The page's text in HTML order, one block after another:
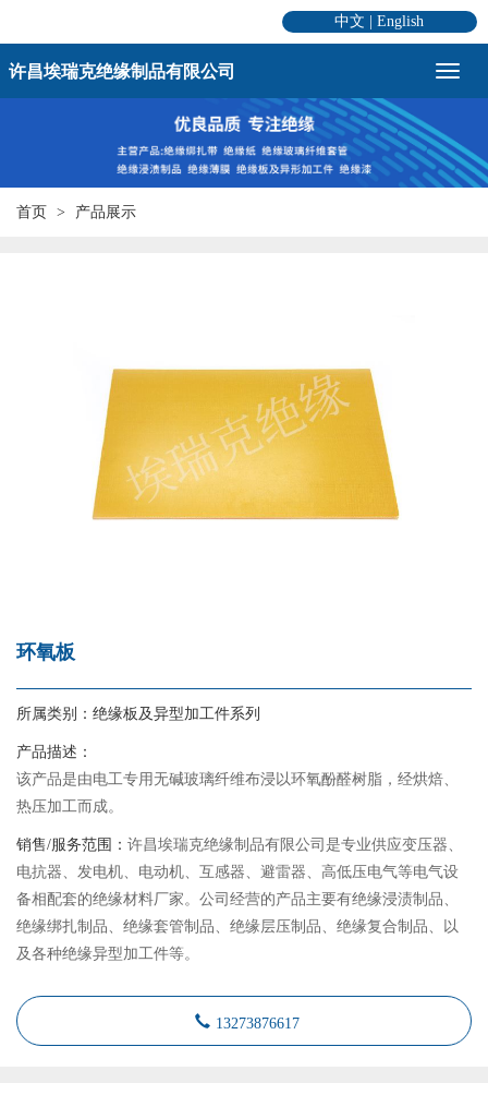
中文 |English
许昌埃瑞克绝缘制品有限公司
首页 产品展示
环氧板
所属类别： 绝缘板及异型加工件系列
产品描述：
该产品是由电工专用无碱玻璃纤维布浸以环氧酚醛树脂，经烘焙、
热压加工而成。
销售/服务范围： 许昌埃瑞克绝缘制品有限公司是专业供应变压器、
电抗器、发电机、电动机、互感器、避雷器、高低压电气等电气设
备相配套的绝缘材料厂家。公司经营的产品主要有绝缘浸渍制品、
绝缘绑扎制品、绝缘套管制品、绝缘层压制品、绝缘复合制品、以
及各种绝缘异型加工件等。
13273876617